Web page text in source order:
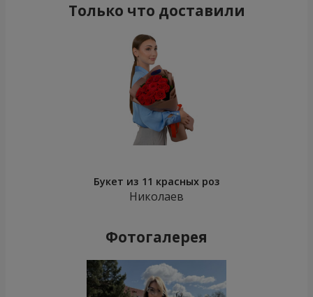
Только что доставили
Букет из 11 красных роз
Николаев
Фотогалерея